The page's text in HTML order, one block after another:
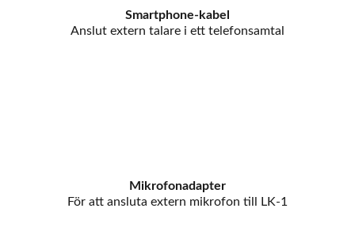
Smartphone-kabel
Anslut extern talare i ett telefonsamtal
Mikrofonadapter
För att ansluta extern mikrofon till LK-1